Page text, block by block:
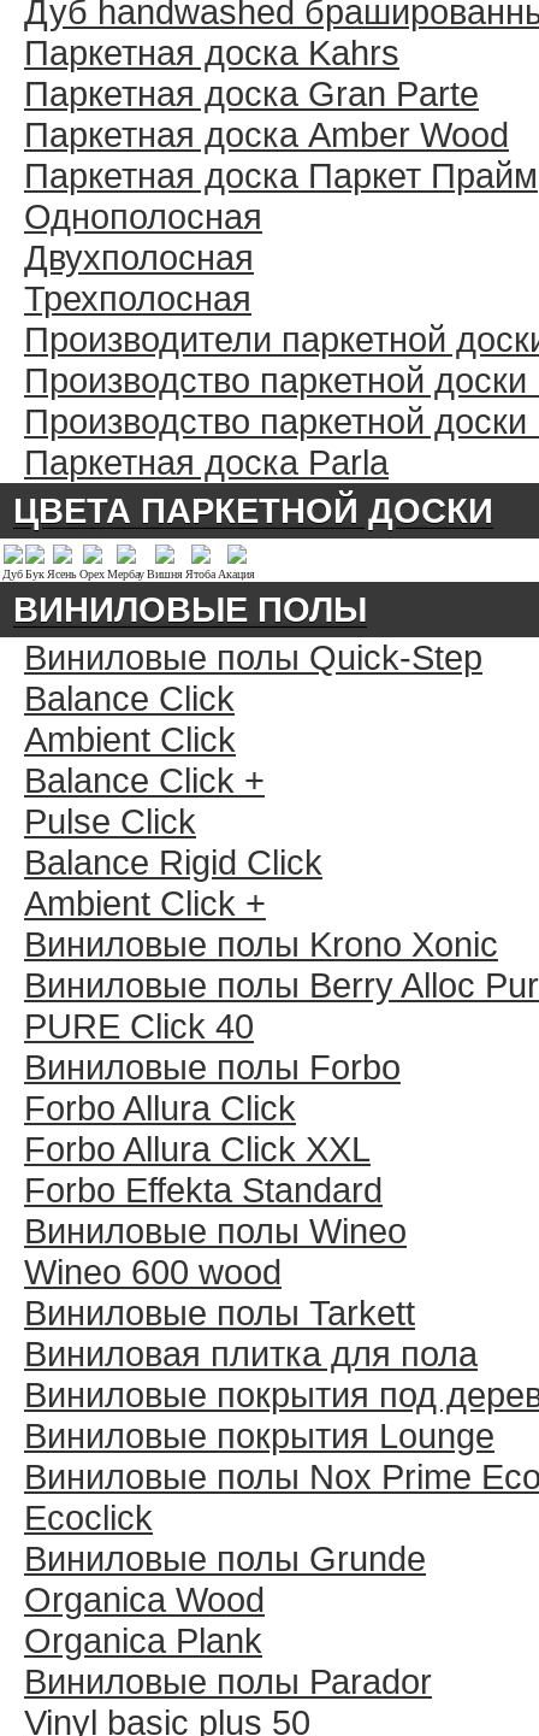
Дуб handwashed
Паркетная доска Kahrs
Паркетная доска Gran Parte
Паркетная доска Amber Wood
Паркетная доска Паркет Прайм
Однополосная
Двухполосная
Трехполосная
Производители паркетной
Производство паркетной
Производство паркетной
Паркетная доска Parla
ЦВЕТА ПАРКЕТНОЙ ДОСКИ
ДубБук ЯсеньОрехМербауВишня Ятоба Акация
ВИНИЛОВЫЕ ПОЛЫ
Виниловые полы Quick-Step
Balance Click
Ambient Click
Balance Click +
Pulse Click
Balance Rigid Click
Ambient Click +
Виниловые полы Krono Xonic
Виниловые полы Berry Alloc
PURE Click 40
Виниловые полы Forbo
Forbo Allura Click
Forbo Allura Click XXL
Forbo Effekta Standard
Виниловые полы Wineo
Wineo 600 wood
Виниловые полы Tarkett
Виниловая плитка для пола
Виниловые покрытия под
Виниловые покрытия Lounge
Виниловые полы Nox Prime
Ecoclick
Виниловые полы Grunde
Organica Wood
Organica Plank
Виниловые полы Раrador
Vinyl basic plus 50